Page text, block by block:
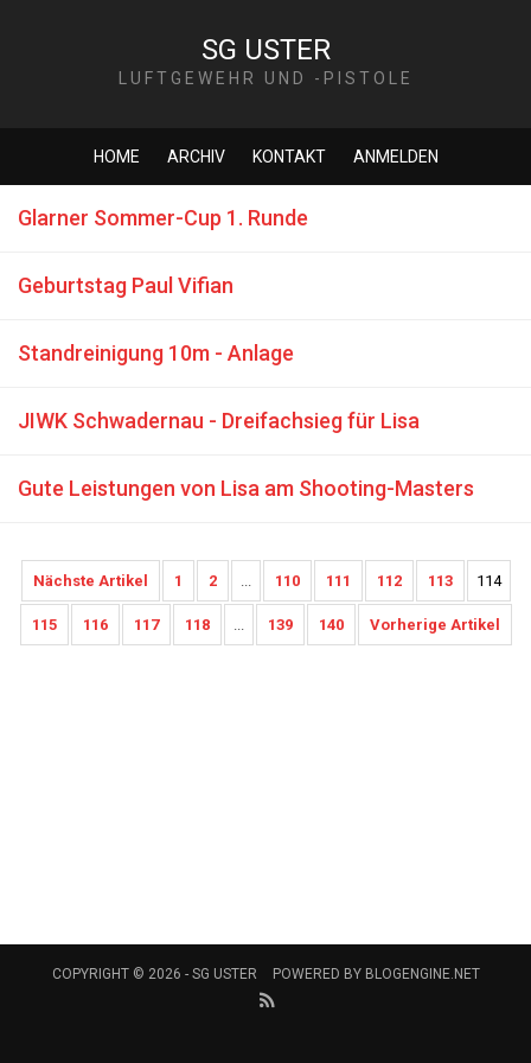
SG USTER
LUFTGEWEHR UND -PISTOLE
HOME ARCHIV KONTAKT ANMELDEN
Glarner Sommer-Cup 1. Runde
Geburtstag Paul Vifian
Standreinigung 10m - Anlage
JIWK Schwadernau - Dreifachsieg für Lisa
Gute Leistungen von Lisa am Shooting-Masters
Nächste Artikel 1 2 ... 110 111 112 113 114
115 116 117 118 ... 139 140 Vorherige Artikel
COPYRIGHT © 2026 - SG USTER POWERED BY BLOGENGINE.NET